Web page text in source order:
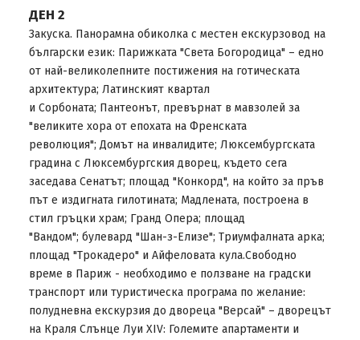
ДЕН 2
Закуска. Панорамна обиколка с местен екскурзовод на
български език: Парижката "Света Богородица" – едно
от най-великолепните постижения на готическата
архитектура; Латинският квартал
и Сорбоната; Пантеонът, превърнат в мавзолей за
"великите хора от епохата на Френската
революция"; Домът на инвалидите; Люксембургската
градина с Люксембургския дворец, където сега
заседава Сенатът; площад "Конкорд", на който за пръв
път е издигната гилотината; Мадлената, построена в
стил гръцки храм; Гранд Опера; площад
"Вандом"; булевард "Шан-з-Елизе"; Триумфалната арка;
площад "Трокадеро" и Айфеловата кула.Свободно
време в Париж - необходимо е ползване на градски
транспорт или туристическа програма по желание:
полудневна екскурзия до двореца "Версай" – дворецът
на Краля Слънце Луи ХІV: Големите апартаменти и